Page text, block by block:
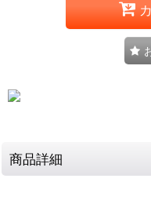
商品詳細